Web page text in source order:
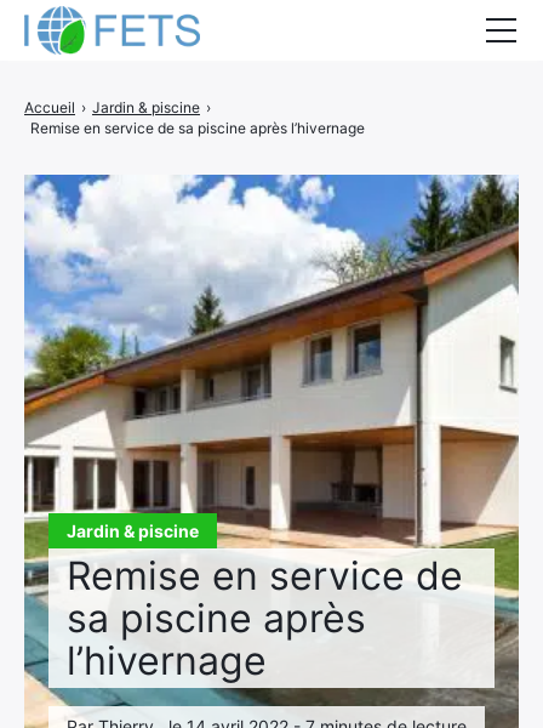
Jardin & piscine
Remise en service de
sa piscine après
l’hivernage
Accueil › Jardin & piscine ›
Remise en service de sa piscine après l’hivernage
Actualités
Métiers du BTP
Guides thermiques
Aides à la rénovation
DEVIS